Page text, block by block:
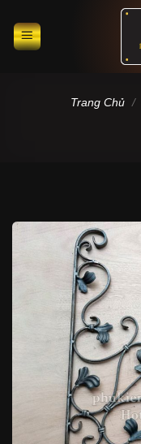
content
Trang Chủ /